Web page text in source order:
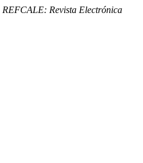
REFCALE: Revista Electrónica